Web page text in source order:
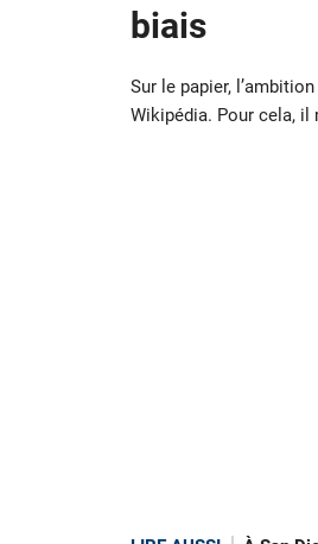
biais
Sur le papier,
Wikipédia. Pour cela, il